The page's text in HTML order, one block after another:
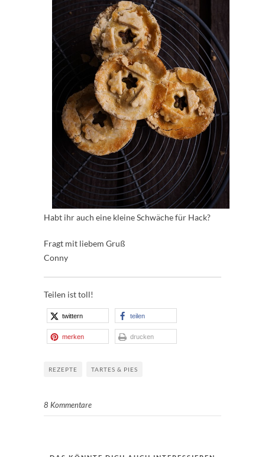
Habt ihr auch eine kleine Schwäche für Hack?
Fragt mit liebem Gruß
Conny
Teilen ist toll!
twittern teilen
merken drucken
REZEPTE TARTES & PIES
8 Kommentare